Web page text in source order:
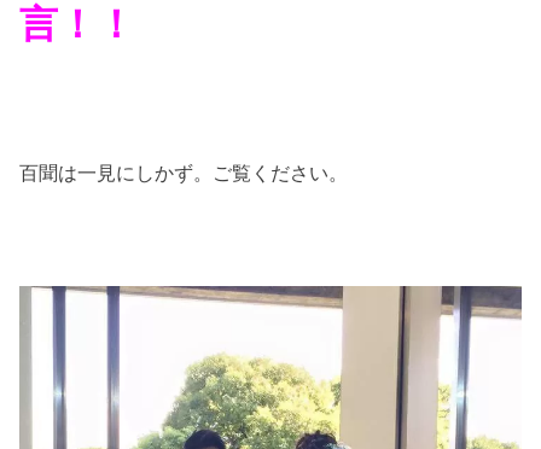
言！！
百聞は一見にしかず。ご覧ください。